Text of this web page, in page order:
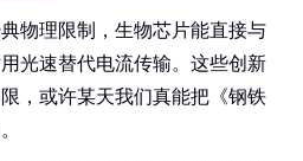
物理限制，生物芯片能直接与
光速替代电流传输。这些创新
，或许某天我们真能把《钢铁